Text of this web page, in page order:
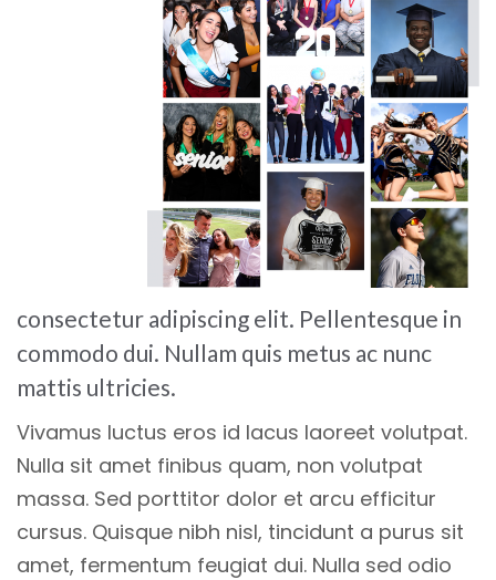
consectetur adipiscing elit. Pellentesque in
commodo dui. Nullam quis metus ac nunc
mattis ultricies.
Vivamus luctus eros id lacus laoreet volutpat.
Nulla sit amet finibus quam, non volutpat
massa. Sed porttitor dolor et arcu efficitur
cursus. Quisque nibh nisl, tincidunt a purus sit
amet, fermentum feugiat dui. Nulla sed odio